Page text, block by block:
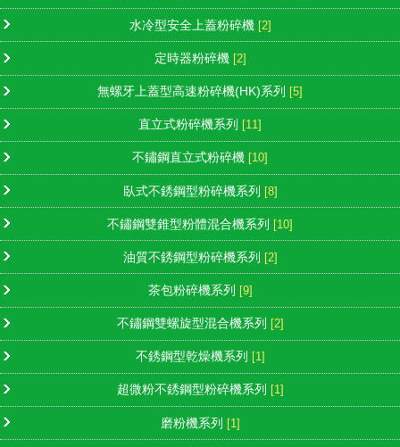
水冷型安全上蓋粉碎機 [2]
定時器粉碎機 [2]
無螺牙上蓋型高速粉碎機(HK)系列 [5]
直立式粉碎機系列 [11]
不鏽鋼直立式粉碎機 [10]
臥式不銹鋼型粉碎機系列 [8]
不鏽鋼雙錐型粉體混合機系列 [10]
油質不銹鋼型粉碎機系列 [2]
茶包粉碎機系列 [9]
不鏽鋼雙螺旋型混合機系列 [2]
不銹鋼型乾燥機系列 [1]
超微粉不銹鋼型粉碎機系列 [1]
磨粉機系列 [1]